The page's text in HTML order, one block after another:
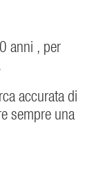
anni , per
accurata di
sempre una